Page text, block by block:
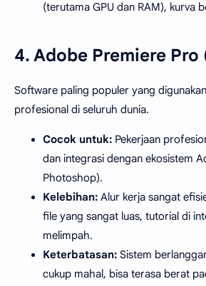
(terutama GPU dan RAM), kurva
4. Adobe Premiere Pro
Software paling populer yang
profesional di seluruh dunia.
Cocok untuk: Pekerjaan
dan integrasi dengan ekosistem
Photoshop).
Kelebihan: Alur kerja sangat
file yang sangat luas, tutorial di
melimpah.
Keterbatasan: Sistem
cukup mahal, bisa terasa berat